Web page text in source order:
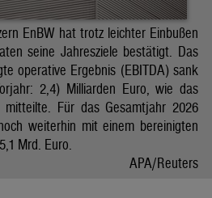
EnBW hat trotz leichter Einbußen
seine Jahresziele bestätigt. Das
operative Ergebnis (EBITDA) sank
2,4) Milliarden Euro, wie das
mitteilte. Für das Gesamtjahr 2026
weiterhin mit einem bereinigten
Mrd. Euro.
APA/Reuters